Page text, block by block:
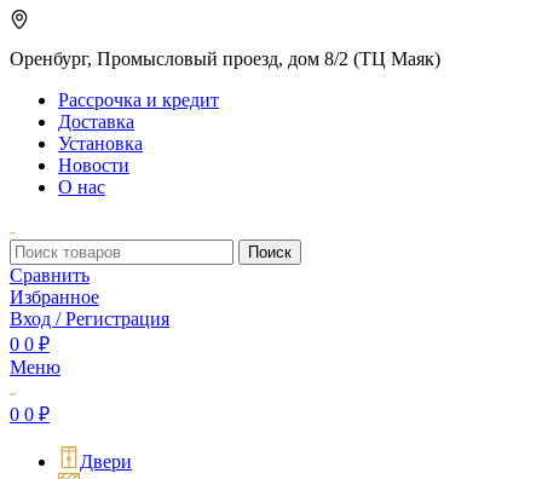
Оренбург, Промысловый проезд, дом 8/2 (ТЦ Маяк)
Рассрочка и кредит
Доставка
Установка
Новости
О нас
Поиск
Сравнить
Избранное
Вход / Регистрация
0 0 ₽
Меню
0 0 ₽
Двери